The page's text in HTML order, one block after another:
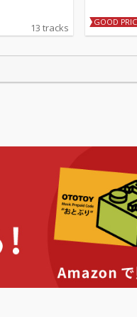
13 tracks GOOD